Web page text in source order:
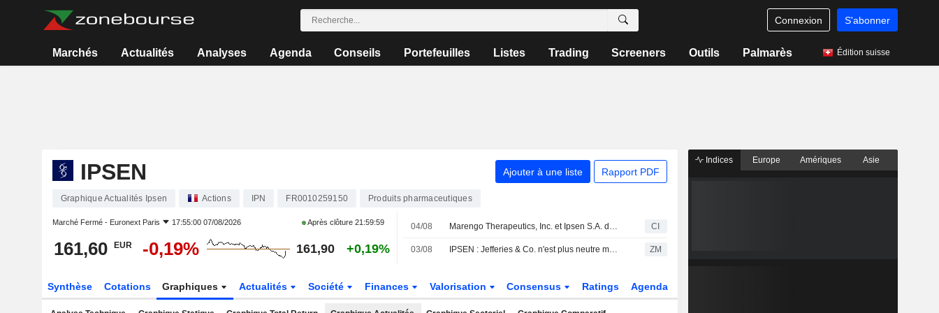
Connexion S'abonner
Marchés Actualités Analyses Agenda Conseils Portefeuilles Listes Trading Screeners Outils Palmarès Édition suisse
IPSEN Ajouter à une liste Rapport PDF
Graphique Actualités Ipsen Actions IPN FR0010259150 Produits pharmaceutiques
Marché Fermé - Euronext Paris 17:55:00 07/08/2026 Après clôture 21:59:59
161,60 EUR -0,19% 161,90 +0,19%
04/08 Marengo Therapeutics, Inc. et Ipsen S.A. désignent un premier candidat-médicament dans le cadre de leur collaboration stratégique TriSTAR CI
03/08 IPSEN : Jefferies & Co. n'est plus neutre mais vendeur ZM
Synthèse Cotations Graphiques Actualités Société Finances Valorisation Consensus Ratings Agenda
Indices Europe Amériques Asie